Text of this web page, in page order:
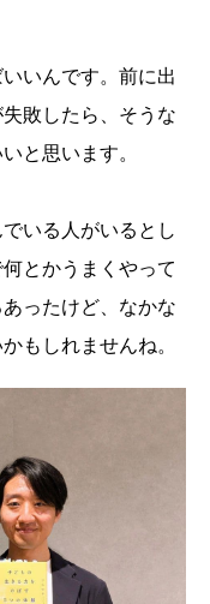
いんです。前に出
敗したら、そうな
と思います。
いる人がいるとし
とかうまくやって
ったけど、なかな
もしれませんね。